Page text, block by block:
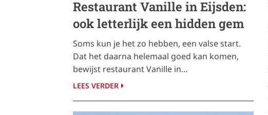
Restaurant Vanille in Eijsden:
ook letterlijk een hidden gem
Soms kun je het zo hebben, een valse start.
Dat het daarna helemaal goed kan komen,
bewijst restaurant Vanille in…
LEES VERDER